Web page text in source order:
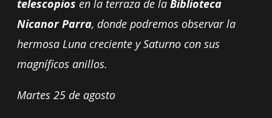
telescopios en la terraza de la Biblioteca
Nicanor Parra, donde podremos observar la
hermosa Luna creciente y Saturno con sus
magníficos anillos.
Martes 25 de agosto